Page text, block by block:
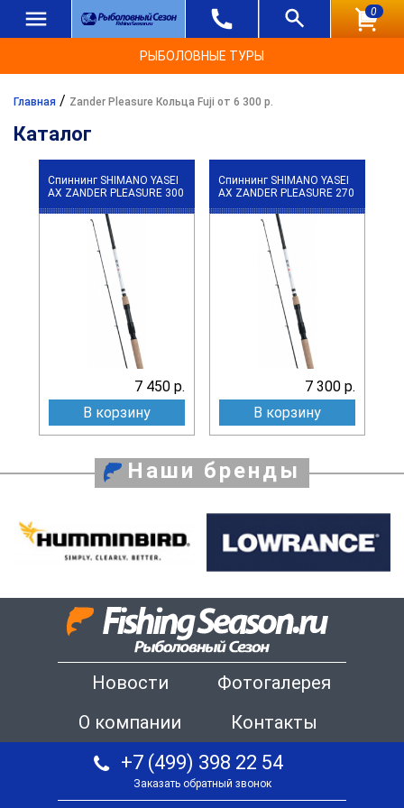
0
РЫБОЛОВНЫЕ ТУРЫ
Главная / Zander Pleasure Кольца Fuji от 6 300 р.
Каталог
Спиннинг SHIMANO YASEI
АХ ZANDER PLEASURE 300
7 450 р.
В корзину
Спиннинг SHIMANO YASEI
АХ ZANDER PLEASURE 270
7 300 р.
В корзину
Наши бренды
Новости
Фотогалерея
О компании
Контакты
+7 (499) 398 22 54
Заказать обратный звонок